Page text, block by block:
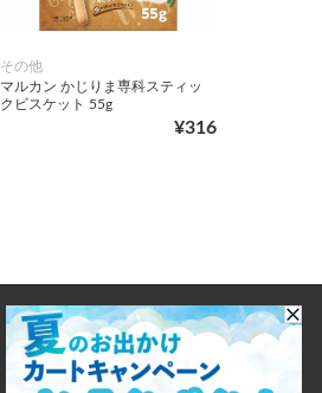
その他
マルカン かじりま専科スティッ
クビスケット 55g
¥316